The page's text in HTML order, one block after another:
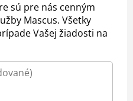
sú pre nás cenným
Mascus. Všetky
Vašej žiadosti na